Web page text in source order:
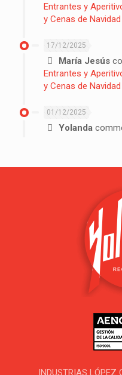
Entrantes y
y Cenas de Navidad
17/12/2025
María Jesús
Entrantes y
y Cenas de Navidad
01/12/2025
Yolanda
INDUSTRIAS LÓPEZ